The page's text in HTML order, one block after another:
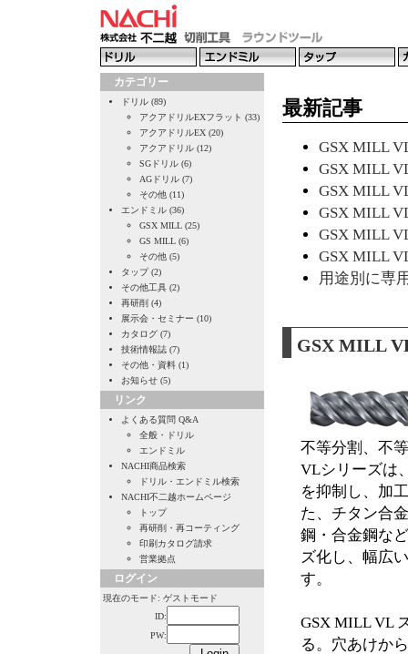
カテゴリー
ドリル (89)
アクアドリルEXフラット (33)
アクアドリルEX (20)
アクアドリル (12)
SGドリル (6)
AGドリル (7)
その他 (11)
エンドミル (36)
GSX MILL (25)
GS MILL (6)
その他 (5)
タップ (2)
その他工具 (2)
再研削 (4)
展示会・セミナー (10)
カタログ (7)
技術情報誌 (7)
その他・資料 (1)
お知らせ (5)
リンク
よくある質問 Q&A
全般・ドリル
エンドミル
NACHI商品検索
ドリル・エンドミル検索
NACHI不二越ホームページ
トップ
再研削・再コーティング
印刷カタログ請求
営業拠点
ログイン
現在のモード: ゲストモード
ID:
PW:
最新記事
GSX MILL
GSX MILL
GSX MILL
GSX MILL
GSX MILL
GSX MILL
用途別に専
GSX MILL
不等分割、不
VLシリーズは
を抑制し、加
た、チタン合
鋼・合金鋼な
ズ化し、幅広
す。
GSX MILL VL
る。穴あけか